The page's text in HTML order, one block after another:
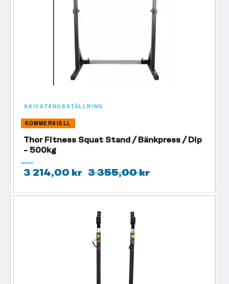
SKIVSTÅNGSSTÄLLNING
KOMMERSIELL
Thor Fitness Squat Stand / Bänkpress / Dip
- 500kg
3 214,00 kr 3 355,00 kr